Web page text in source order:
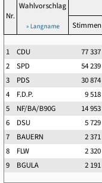
Nr.
Wahlvorschlag
» Langname
Stimmen
1 CDU 77 337
2 SPD 54 239
3 PDS 30 874
4 F.D.P. 9 518
5 NF/BA/B90G 14 953
6 DSU 5 729
7 BAUERN 2 371
8 FLW 2 320
9 BGULA 2 191